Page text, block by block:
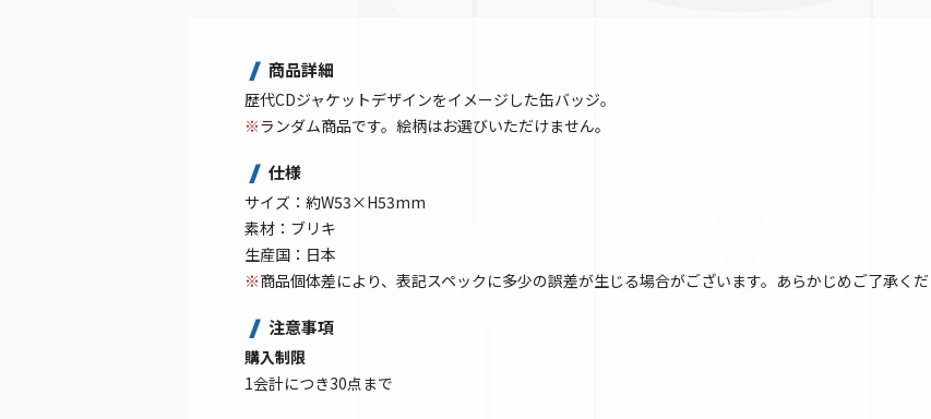
商品詳細
歴代CDジャケットデザインをイメージした缶バッジ。
※ランダム商品です。絵柄はお選びいただけません。
仕様
サイズ：約W53×H53mm
素材：ブリキ
生産国：日本
※商品個体差により、表記スペックに多少の誤差が生じる場合がございます。あらかじめご了承くだ
注意事項
購入制限
1会計につき30点まで